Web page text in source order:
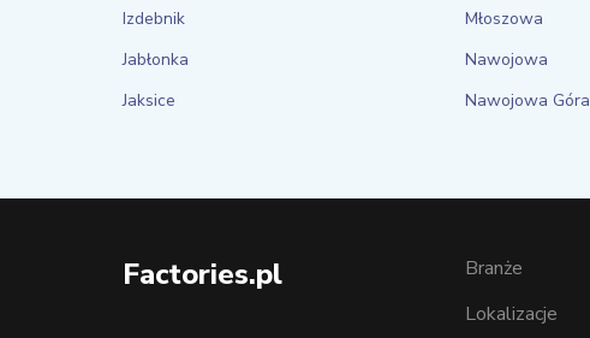
Izdebnik
Jabłonka
Jaksice
Młoszowa
Nawojowa
Nawojowa Góra
Factories.pl
Branże
Lokalizacje